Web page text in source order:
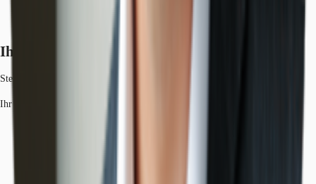
Ihr Kontakt
Steve Ritt
Ihr Kontakt